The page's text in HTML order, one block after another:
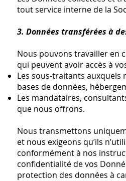
tout service interne de la
3. Données transférées à
Nous pouvons travailler en
qui peuvent avoir accès à
Les sous-traitants
bases de données,
Les mandataires,
que nous offrons.
Nous transmettons
et nous exigeons qu’ils
conformément à nos
confidentialité de vos
protection des données à